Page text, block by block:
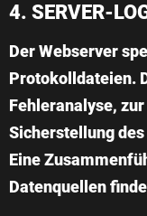
4. SERVER-
Der Webserver
Protokolldateien.
Fehleranalyse,
Sicherstellung
Eine
Datenquellen